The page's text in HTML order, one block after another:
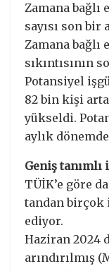
Zamana
sayısı son bir
Zamana
sıkıntısının
Potansiyel
82 bin kişi
yükseldi.
aylık
Geniş tanımlı
TÜİK’e göre
tandan birçok
ediyor.
Haziran 2024
arındırılmış